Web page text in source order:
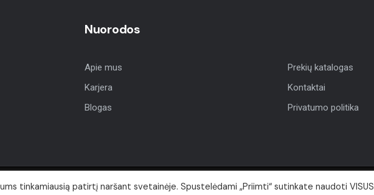
Nuorodos
Apie mus
Karjera
Blogas
Prekių katalogas
Kontaktai
Privatumo politika
Šiaulių Altas.
tinkamiausią patirtį naršant svetainėje. Spustelėdami „Priimti“ sutinkate naudoti VISUS